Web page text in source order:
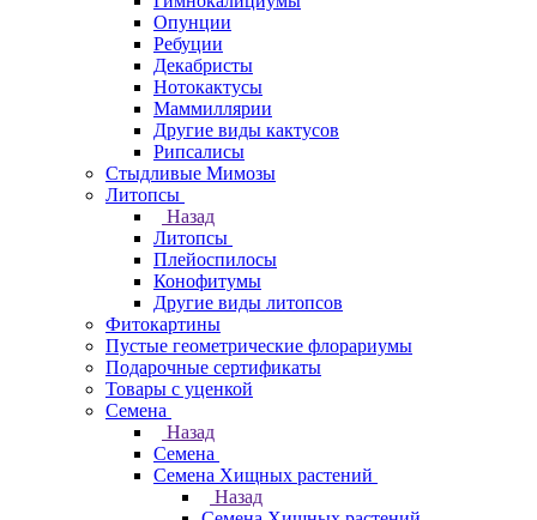
Опунции
Ребуции
Декабристы
Нотокактусы
Маммиллярии
Другие виды кактусов
Рипсалисы
Стыдливые Мимозы
Литопсы
Назад
Литопсы
Плейоспилосы
Конофитумы
Другие виды литопсов
Фитокартины
Пустые геометрические флорариумы
Подарочные сертификаты
Товары с уценкой
Семена
Назад
Семена
Семена Хищных растений
Назад